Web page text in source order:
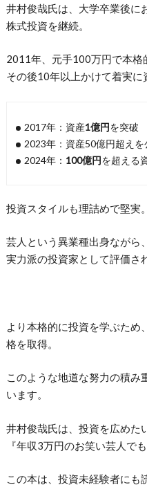
井村俊哉氏は、大学卒業後に
株式投資を継続。
2011年、元手100万円で本格
その後10年以上かけて着実に
2017年：資産1億円を突破
2023年：資産50億円超えを
2024年： 100億円を超える
投資スタイルも理詰めで堅実。
芸人という異業種出身ながら
実力派の投資家として評価さ
より本格的に投資を学ぶた
格を取得。
このような地道な努力の積み
います。
井村俊哉氏は、投資を広めた
『年収3万円のお笑い芸人で
この本は、投資未経験者にも